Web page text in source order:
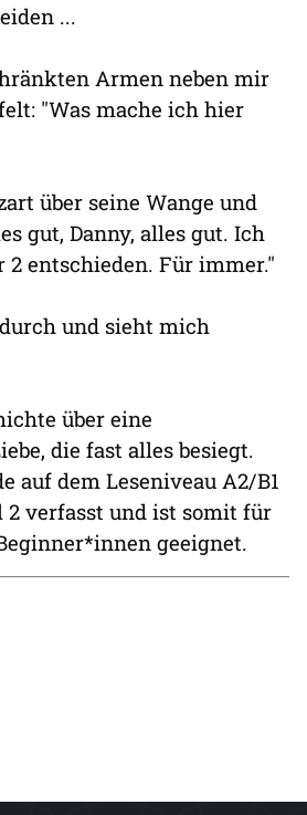
...
Armen neben mir
"Was mache ich hier
über seine Wange und
gut, Danny, alles gut. Ich
2 entschieden. Für immer."
und sieht mich
über eine
die fast alles besiegt.
auf dem Leseniveau A2/B1
2 verfasst und ist somit für
geeignet.